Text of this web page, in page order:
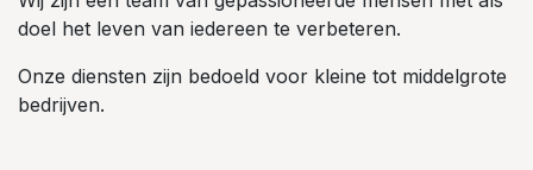
doel het leven van iedereen te verbeteren.
Onze diensten zijn bedoeld voor kleine tot middelgrote
bedrijven.